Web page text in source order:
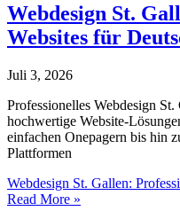
Webdesign St.
Websites für
Juli 3, 2026
Professionelles Webdesign
hochwertige Website-
einfachen Onepagern bis hin
Plattformen
Webdesign St. Gallen:
Read More »